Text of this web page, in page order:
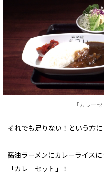
「カレー
それでも足りない！という方に
醤油ラーメンにカレーライス
「カレーセット」！